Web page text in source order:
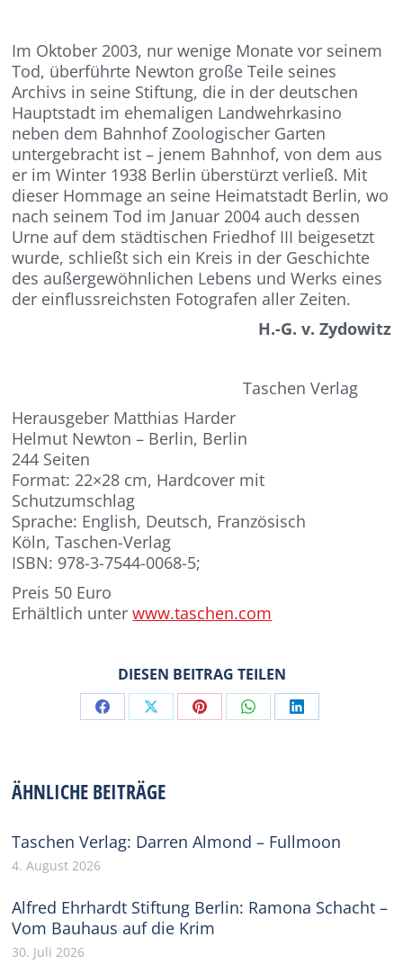
Im Oktober 2003, nur wenige Monate vor seinem
Tod, überführte Newton große Teile seines
Archivs in seine Stiftung, die in der deutschen
Hauptstadt im ehemaligen Landwehrkasino
neben dem Bahnhof Zoologischer Garten
untergebracht ist – jenem Bahnhof, von dem aus
er im Winter 1938 Berlin überstürzt verließ. Mit
dieser Hommage an seine Heimatstadt Berlin, wo
nach seinem Tod im Januar 2004 auch dessen
Urne auf dem städtischen Friedhof III beigesetzt
wurde, schließt sich ein Kreis in der Geschichte
des außergewöhnlichen Lebens und Werks eines
der einflussreichsten Fotografen aller Zeiten.
H.-G. v. Zydowitz
Taschen Verlag
Herausgeber Matthias Harder
Helmut Newton – Berlin, Berlin
244 Seiten
Format: 22×28 cm, Hardcover mit
Schutzumschlag
Sprache: English, Deutsch, Französisch
Köln, Taschen-Verlag
ISBN: 978-3-7544-0068-5;
Preis 50 Euro
Erhältlich unterwww.taschen.com
DIESEN BEITRAG TEILEN
Share Share Share Share Share
ÄHNLICHE BEITRÄGE
Taschen Verlag: Darren Almond – Fullmoon
4. August 2026
Alfred Ehrhardt Stiftung Berlin: Ramona Schacht –
Vom Bauhaus auf die Krim
30. Juli 2026